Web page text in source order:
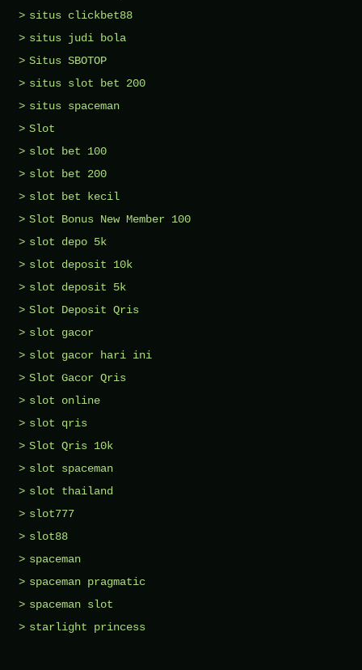
situs clickbet88
situs judi bola
Situs SBOTOP
situs slot bet 200
situs spaceman
Slot
slot bet 100
slot bet 200
slot bet kecil
Slot Bonus New Member 100
slot depo 5k
slot deposit 10k
slot deposit 5k
Slot Deposit Qris
slot gacor
slot gacor hari ini
Slot Gacor Qris
slot online
slot qris
Slot Qris 10k
slot spaceman
slot thailand
slot777
slot88
spaceman
spaceman pragmatic
spaceman slot
starlight princess